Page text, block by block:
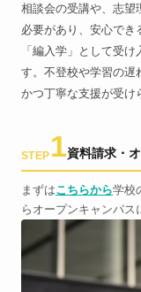
相談会の受講や、志望
必要があり、安心でき
「編入学」として受
す。不登校や学習の遅
かつ丁寧な支援が受け
STEP 1資料請求・
まずはこちらから学校
らオープンキャンパス